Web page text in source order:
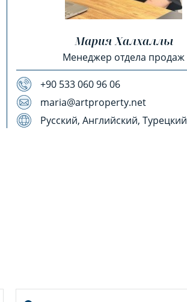
Мария Халхаллы
Менеджер отдела продаж
+90 533 060 96 06
maria@artproperty.net
Русский, Английский, Турецкий